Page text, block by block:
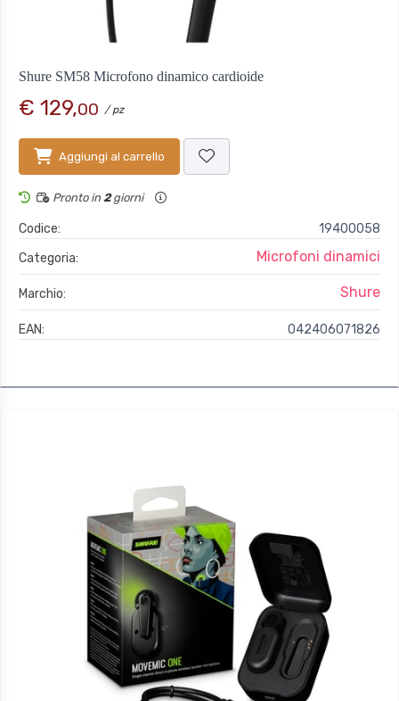
Shure SM58 Microfono dinamico cardioide
€ 129,00 / pz
Aggiungi al carrello
Pronto in 2giorni
Codice:
19400058
Categoria:
Microfoni dinamici
Marchio: Shure
EAN: 042406071826